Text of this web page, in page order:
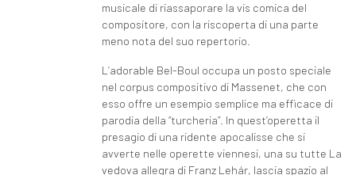
musicale di riassaporare la vis comica del
compositore, con la riscoperta di una parte
meno nota del suo repertorio.
L’adorable Bel-Boul occupa un posto speciale
nel corpus compositivo di Massenet, che con
esso offre un esempio semplice ma efficace di
parodia della “turcheria”. In quest’operetta il
presagio di una ridente apocalisse che si
avverte nelle operette viennesi, una su tutte La
vedova allegra di Franz Lehár, lascia spazio al